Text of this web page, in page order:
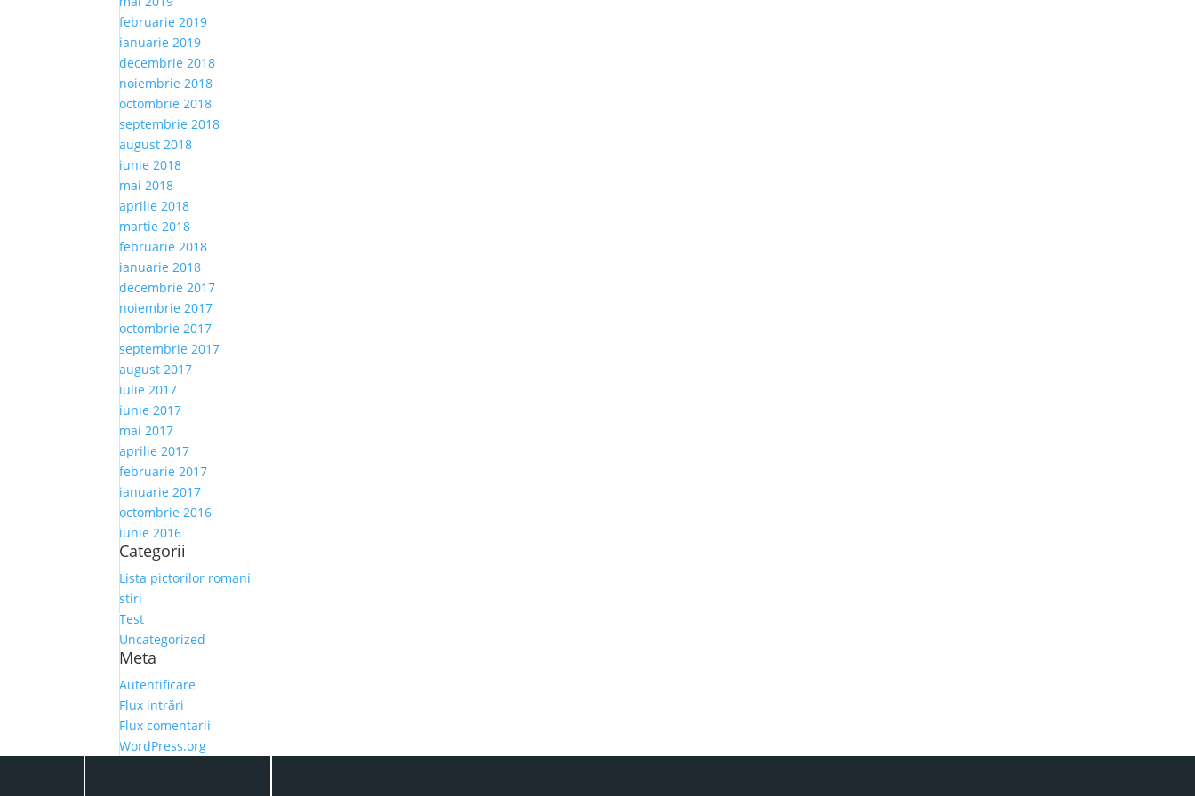
februarie 2019
ianuarie 2019
decembrie 2018
noiembrie 2018
octombrie 2018
septembrie 2018
august 2018
iunie 2018
mai 2018
aprilie 2018
martie 2018
februarie 2018
ianuarie 2018
decembrie 2017
noiembrie 2017
octombrie 2017
septembrie 2017
august 2017
iulie 2017
iunie 2017
mai 2017
aprilie 2017
februarie 2017
ianuarie 2017
octombrie 2016
iunie 2016
Categorii
Lista pictorilor romani
stiri
Test
Uncategorized
Meta
Autentificare
Flux intrări
Flux comentarii
WordPress.org